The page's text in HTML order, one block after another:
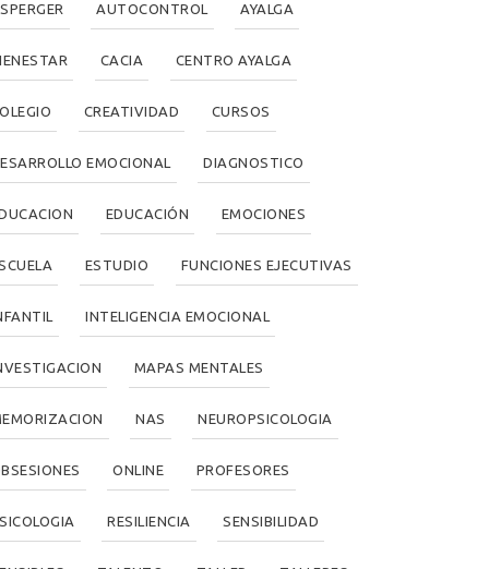
AUTOCONTROL AYALGA
CACIA CENTRO AYALGA
CREATIVIDAD CURSOS
EMOCIONAL DIAGNOSTICO
EDUCACIÓN EMOCIONES
ESTUDIO FUNCIONES EJECUTIVAS
INTELIGENCIA EMOCIONAL
MAPAS MENTALES
NAS NEUROPSICOLOGIA
ONLINE PROFESORES
RESILIENCIA SENSIBILIDAD